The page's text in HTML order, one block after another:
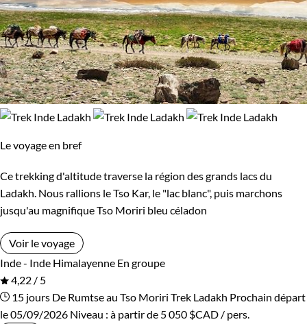
Le voyage en bref
Ce trekking d'altitude traverse la région des grands lacs du
Ladakh. Nous rallions le Tso Kar, le "lac blanc", puis marchons
jusqu'au magnifique Tso Moriri bleu céladon
Voir le voyage
Inde - Inde Himalayenne En groupe
4,22 / 5
15 jours De Rumtse au Tso Moriri Trek Ladakh Prochain départ
le 05/09/2026 Niveau : à partir de 5 050 $CAD / pers.